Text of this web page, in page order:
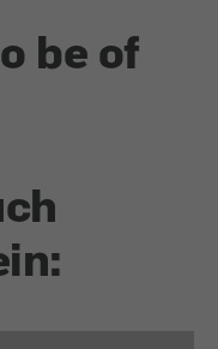
be of